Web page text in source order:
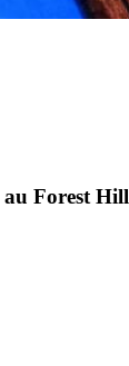
au Forest